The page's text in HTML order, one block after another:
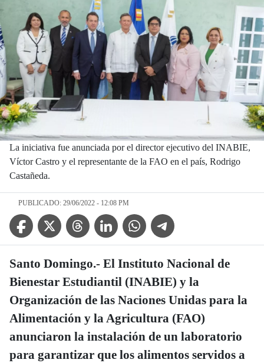
La iniciativa fue anunciada por el director ejecutivo del INABIE,
Víctor Castro y el representante de la FAO en el país, Rodrigo
Castañeda.
PUBLICADO: 29/06/2022 - 12:08 PM
Facebook IconTwitter IconThreads IconLinkedin IconWhatsApp IconTelegram Icon
Santo Domingo.- El Instituto Nacional de
Bienestar Estudiantil (INABIE) y la
Organización de las Naciones Unidas para la
Alimentación y la Agricultura (FAO)
anunciaron la instalación de un laboratorio
para garantizar que los alimentos servidos a